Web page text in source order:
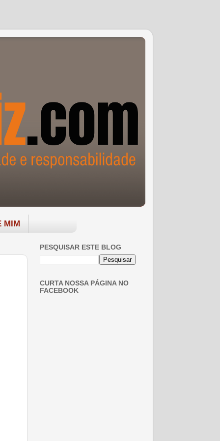
MIM
PESQUISAR ESTE BLOG
CURTA NOSSA PÁGINA NO
FACEBOOK